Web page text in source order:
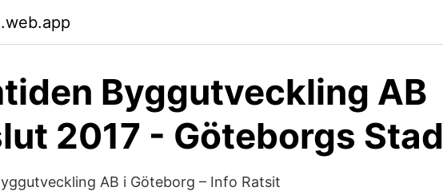
Byggutveckling AB
2017 - Göteborgs Stad
AB i Göteborg – Info Ratsit